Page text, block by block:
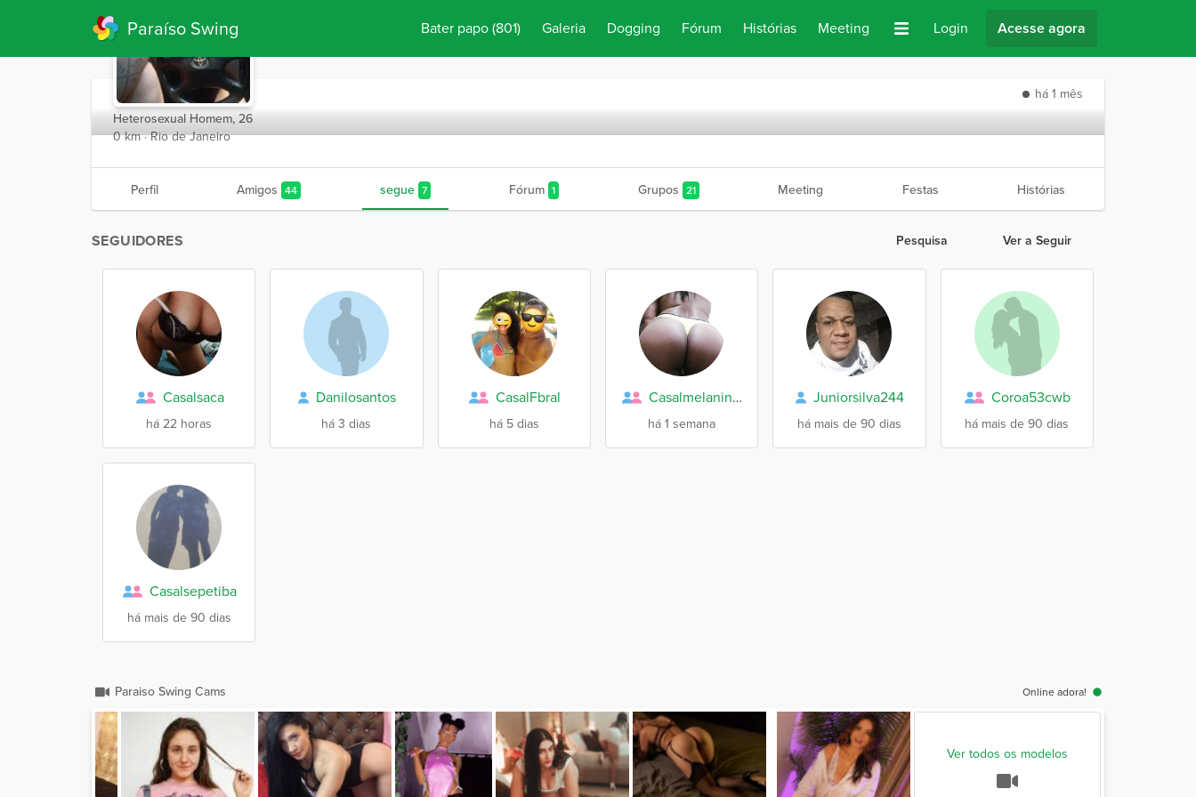
Paraíso Swing Bater papo(801) Galeria Dogging Fórum Histórias Meeting Login Acesse agora
Ruan18
há 1 mês
Heterosexual Homem, 26
0 km · Rio de Janeiro
Perfil Amigos 44 segue 7 Fórum 1 Grupos 21 Meeting Festas Histórias
SEGUIDORES Pesquisa Ver a Seguir
Casalsaca
há 22 horas
Danilosantos
há 3 dias
CasalFbral
há 5 dias
Casalmelaninajpa
há 1 semana
Juniorsilva244
há mais de 90 dias
Coroa53cwb
há mais de 90 dias
Casalsepetiba
há mais de 90 dias
Paraiso Swing Cams Online adora!
Ver todos os modelos